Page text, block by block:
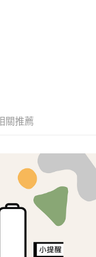
至「AFTEE先享後付」
帳。
結，可透過四大超商／
完成。
需要取消訂單，請聯絡
效，需透過AFTEE先享
關推薦